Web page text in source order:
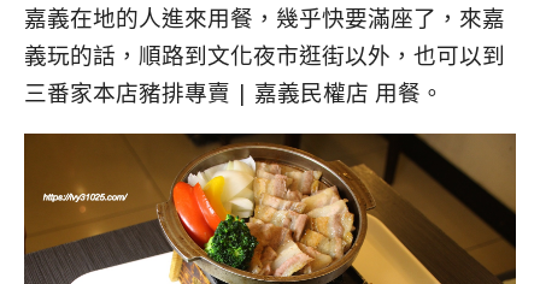
嘉義在地的人進來用餐，幾乎快要滿座了，來嘉
義玩的話，順路到文化夜市逛街以外，也可以到
三番家本店豬排專賣 | 嘉義民權店 用餐。